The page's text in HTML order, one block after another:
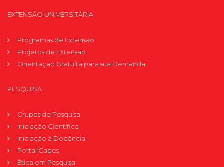
EXTENSÃO UNIVERSITÁRIA
Programas de Extensão
Projetos de Extensão
Orientação Gratuita para sua Demanda
PESQUISA
Grupos de Pesquisa
Iniciação Científica
Iniciação à Docência
Portal Capes
Ética em Pesquisa